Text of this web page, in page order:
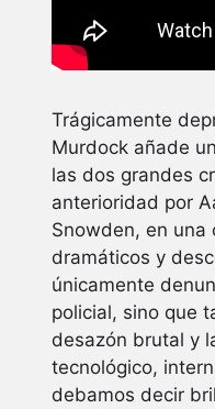
Trágicamente
Murdock añade
las dos grandes
anterioridad por
Snowden, en una
dramáticos y
únicamente
policial, sino que
desazón brutal y
tecnológico,
debamos decir